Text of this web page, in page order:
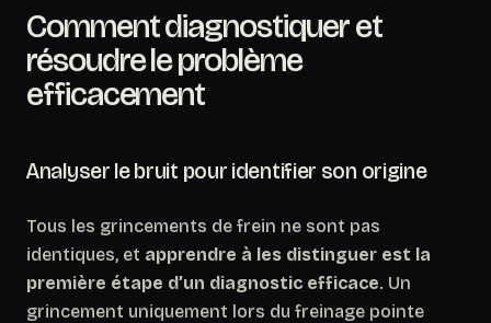
Comment diagnostiquer et
résoudre le problème
efficacement
Analyser le bruit pour identifier son origine
Tous les grincements de frein ne sont pas
identiques, et apprendre à les distinguer est la
première étape d’un diagnostic efficace. Un
grincement uniquement lors du freinage pointe